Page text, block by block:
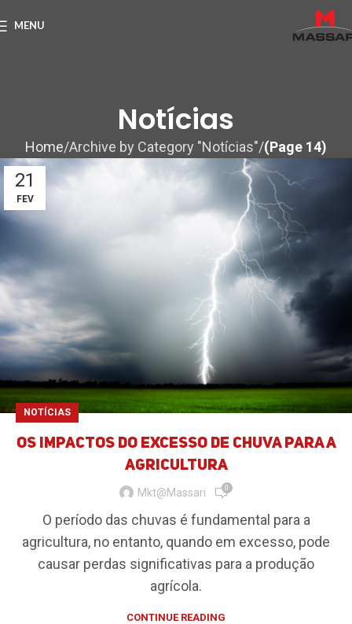
MENU
Notícias
Home Archive by Category "Notícias" (Page 14)
21
FEV
NOTÍCIAS
Os impactos do excesso de chuva para a
agricultura
Mkt@massari 0
O período das chuvas é fundamental para a
agricultura, no entanto, quando em excesso, pode
causar perdas significativas para a produção
agrícola.
CONTINUE READING